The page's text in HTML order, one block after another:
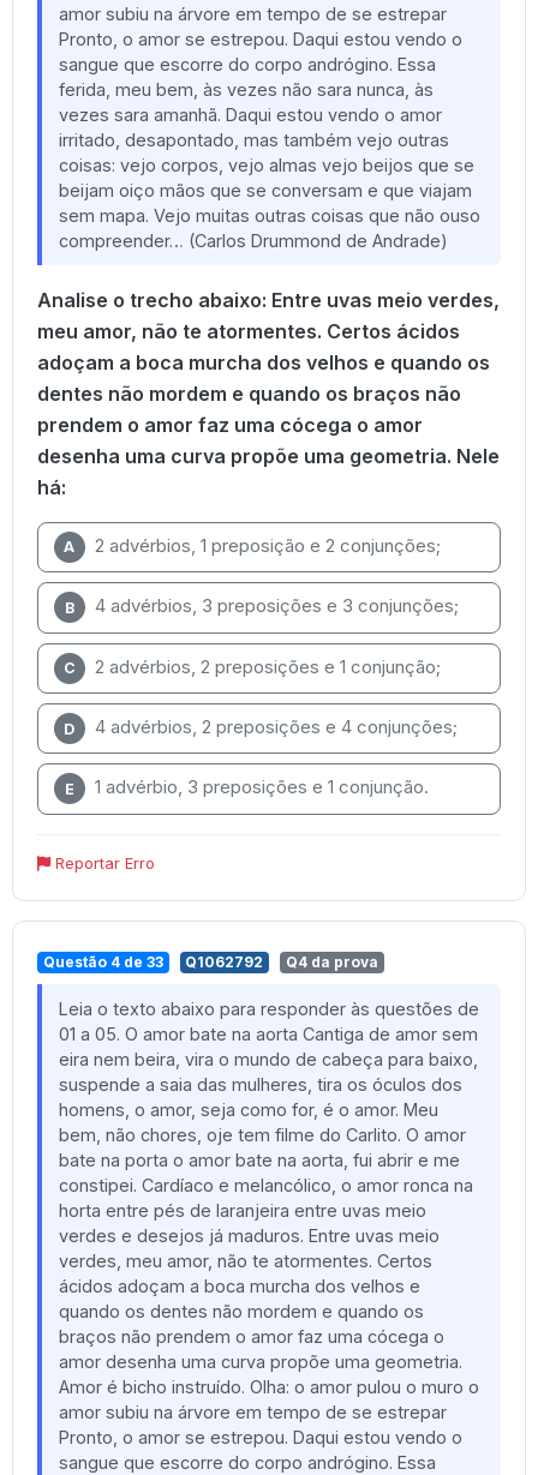
amor subiu na árvore em tempo de se estrepar
Pronto, o amor se estrepou. Daqui estou vendo o
sangue que escorre do corpo andrógino. Essa
ferida, meu bem, às vezes não sara nunca, às
vezes sara amanhã. Daqui estou vendo o amor
irritado, desapontado, mas também vejo outras
coisas: vejo corpos, vejo almas vejo beijos que se
beijam oiço mãos que se conversam e que viajam
sem mapa. Vejo muitas outras coisas que não ouso
compreender… (Carlos Drummond de Andrade)
Analise o trecho abaixo: Entre uvas meio verdes,
meu amor, não te atormentes. Certos ácidos
adoçam a boca murcha dos velhos e quando os
dentes não mordem e quando os braços não
prendem o amor faz uma cócega o amor
desenha uma curva propõe uma geometria. Nele
há:
A 2 advérbios, 1 preposição e 2 conjunções;
B 4 advérbios, 3 preposições e 3 conjunções;
C 2 advérbios, 2 preposições e 1 conjunção;
D 4 advérbios, 2 preposições e 4 conjunções;
E 1 advérbio, 3 preposições e 1 conjunção.
Reportar Erro
Questão 4 de 33 Q1062792 Q4 da prova
Leia o texto abaixo para responder às questões de
01 a 05. O amor bate na aorta Cantiga de amor sem
eira nem beira, vira o mundo de cabeça para baixo,
suspende a saia das mulheres, tira os óculos dos
homens, o amor, seja como for, é o amor. Meu
bem, não chores, oje tem filme do Carlito. O amor
bate na porta o amor bate na aorta, fui abrir e me
constipei. Cardíaco e melancólico, o amor ronca na
horta entre pés de laranjeira entre uvas meio
verdes e desejos já maduros. Entre uvas meio
verdes, meu amor, não te atormentes. Certos
ácidos adoçam a boca murcha dos velhos e
quando os dentes não mordem e quando os
braços não prendem o amor faz uma cócega o
amor desenha uma curva propõe uma geometria.
Amor é bicho instruído. Olha: o amor pulou o muro o
amor subiu na árvore em tempo de se estrepar
Pronto, o amor se estrepou. Daqui estou vendo o
sangue que escorre do corpo andrógino. Essa